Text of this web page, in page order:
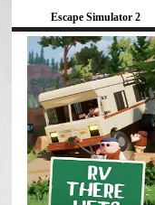
Escape Simulator 2